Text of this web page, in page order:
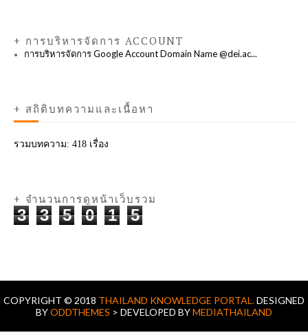
+ การบริหารจัดการ ACCOUNT
การบริหารจัดการ Google Account Domain Name @dei.ac...
+ สถิติบทความและเนื้อหา
รวมบทความ: 418 เรื่อง
+ จำนวนการดูหน้าเว็บรวม
3 3 5 0 1 5
COPYRIGHT © 2018 THAILAND KNOWLEDGE PORTAL.DESIGNED
BYODDTHEMES > DEVELOPED BYMEDIATHAILAND